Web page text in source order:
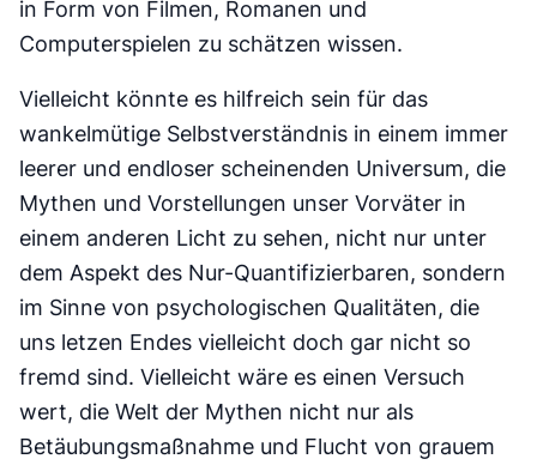
in Form von Filmen, Romanen und
Computerspielen zu schätzen wissen.
Vielleicht könnte es hilfreich sein für das
wankelmütige Selbstverständnis in einem immer
leerer und endloser scheinenden Universum, die
Mythen und Vorstellungen unser Vorväter in
einem anderen Licht zu sehen, nicht nur unter
dem Aspekt des Nur-Quantifizierbaren, sondern
im Sinne von psychologischen Qualitäten, die
uns letzen Endes vielleicht doch gar nicht so
fremd sind. Vielleicht wäre es einen Versuch
wert, die Welt der Mythen nicht nur als
Betäubungsmaßnahme und Flucht von grauem